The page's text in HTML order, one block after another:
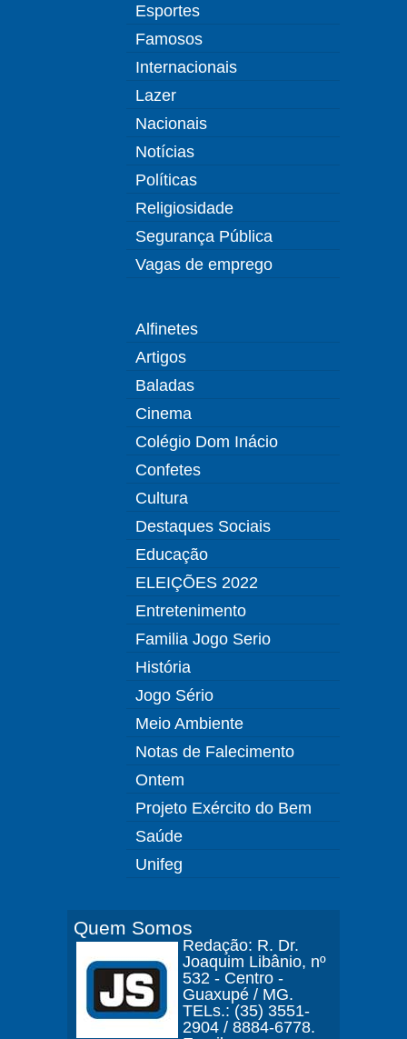
Esportes
Famosos
Internacionais
Lazer
Nacionais
Notícias
Políticas
Religiosidade
Segurança Pública
Vagas de emprego
Alfinetes
Artigos
Baladas
Cinema
Colégio Dom Inácio
Confetes
Cultura
Destaques Sociais
Educação
ELEIÇÕES 2022
Entretenimento
Familia Jogo Serio
História
Jogo Sério
Meio Ambiente
Notas de Falecimento
Ontem
Projeto Exército do Bem
Saúde
Unifeg
Quem Somos
Redação: R. Dr.
Joaquim Libânio, nº
532 - Centro -
Guaxupé / MG.
TELs.: (35) 3551-
2904 / 8884-6778.